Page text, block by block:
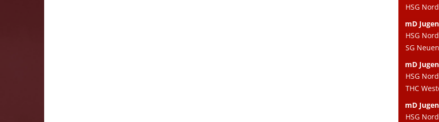
HSG
mD
HSG
SG
mD
HSG
THC
mD
HSG